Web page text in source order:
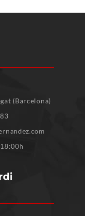
(Barcelona)